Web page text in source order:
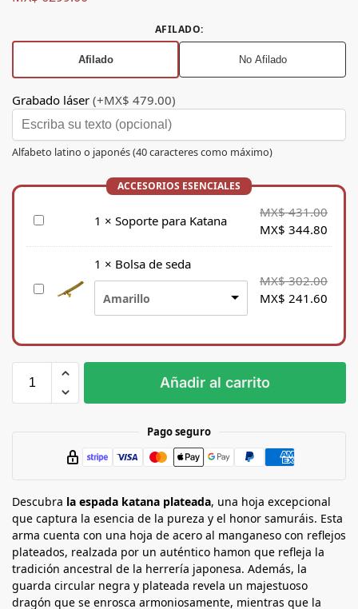
AFILADO:
Afilado No Afilado
Grabado láser (+MX$ 479.00)
Alfabeto latino o japonés (40 caracteres como máximo)
S
r
p
a
r
a
1 × Soporte para Katana
MX$431.00
MX$ 344.80
B
s
a
d
1 × Bolsa de seda
Amarillo
MX$302.00
MX$ 241.60
Añadir al carrito
Pago seguro
Descubra la espada katana plateada, una hoja excepcional
que captura la esencia de la pureza y el honor samuráis. Esta
arma cuenta con una hoja de acero al manganeso con reflejos
plateados, realzada por un auténtico hamon que refleja la
tradición ancestral de la herrería japonesa. Además, la
guarda circular negra y plateada revela un majestuoso
dragón que se enrosca armoniosamente, mientras que la